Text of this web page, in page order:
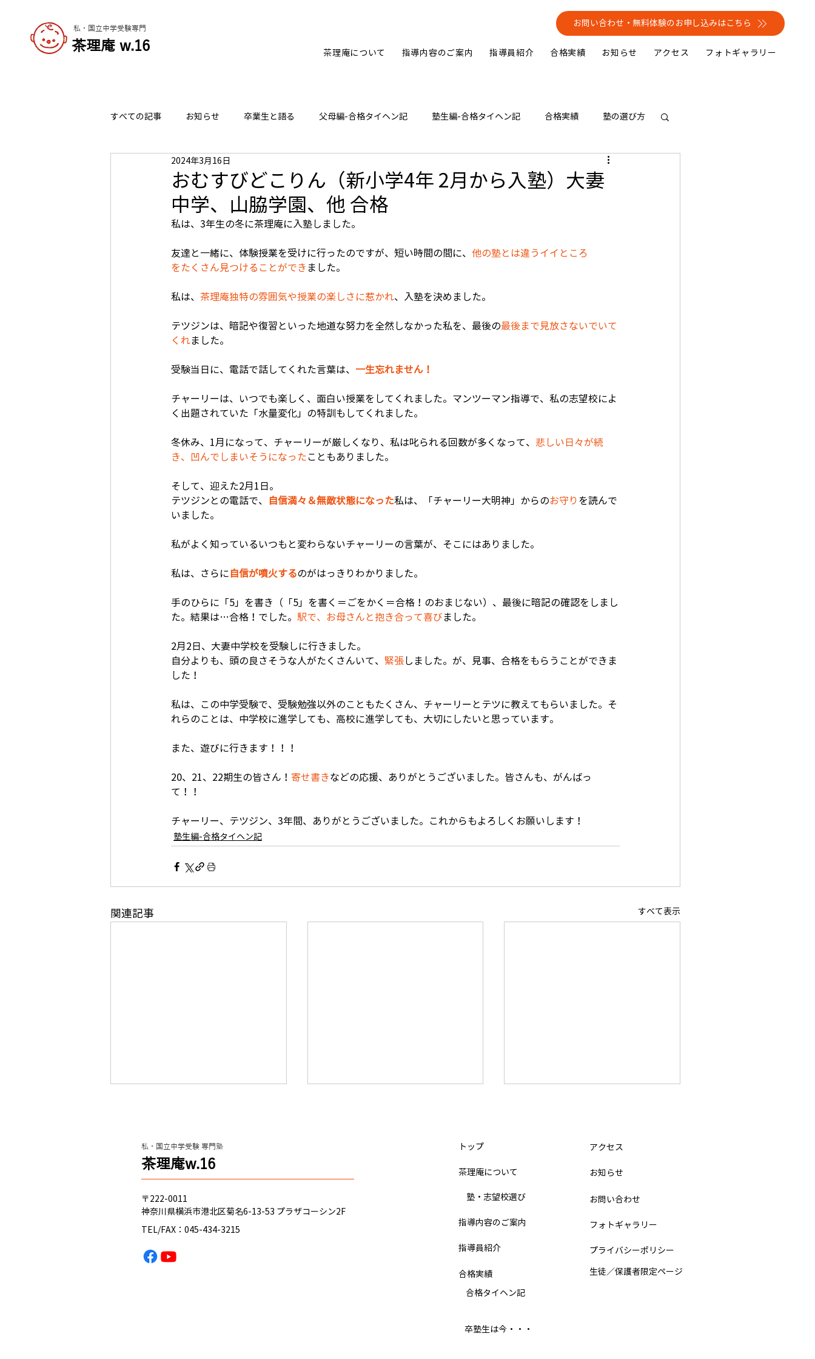
私・国立中学受験専門
​茶理庵 w.16
お問い合わせ・無料体験のお申し込みはこちら
茶理庵について 指導内容のご案内 指導員紹介 合格実績 お知らせ アクセス フォトギャラリー
すべての記事 お知らせ 卒業生と語る 父母編-合格タイヘン記 塾生編-合格タイヘン記 合格実績 塾の選び方
志望校の選び方 チャーリーのひとり言
おむすびどこりん（新小学4年 2月から入塾）大妻
中学、山脇学園、他 合格
2024年3月16日
私は、3年生の冬に茶理庵に入塾しました。
友達と一緒に、体験授業を受けに行ったのですが、短い時間の間に、 他の塾とは違うイイところ
をたくさん見つけることができ ました。
私は、 茶理庵独特の雰囲気や授業の楽しさに惹かれ、入塾を決めました。
テツジンは、暗記や復習といった地道な努力を全然しなかった私を、最後の最後まで見放さないでいて
くれました。
受験当日に、電話で話してくれた言葉は、 一生忘れません！
チャーリーは、いつでも楽しく、面白い授業をしてくれました。マンツーマン指導で、私の志望校によ
く出題されていた「水量変化」の特訓もしてくれました。
冬休み、1月になって、チャーリーが厳しくなり、私は叱られる回数が多くなって、 悲しい日々が続
き、凹んでしまいそうになった こともありました。
そして、迎えた2月1日。
テツジンとの電話で、
自信満々＆無敵状態になった私は、「チャーリー大明神」からのお守り を読んで
いました。
私がよく知っているいつもと変わらないチャーリーの言葉が、そこにはありました。
私は、さらに 自信が噴火するのがはっきりわかりました。
手のひらに「5」を書き（「5」を書く＝ごをかく＝合格！のおまじない）、最後に暗記の確認をしまし
た。結果は…合格！でした。 駅で、お母さんと抱き合って喜び ました。
2月2日、大妻中学校を受験しに行きました。
自分よりも、頭の良さそうな人がたくさんいて、 緊張 しました。が、見事、合格をもらうことができま
した！
私は、この中学受験で、受験勉強以外のこともたくさん、チャーリーとテツに教えてもらいました。そ
れらのことは、中学校に進学しても、高校に進学しても、大切にしたいと思っています。
また、遊びに行きます！！！
20、21、22期生の皆さん！ 寄せ書きなどの応援、ありがとうございました。皆さんも、がんばっ
て！！
チャーリー、テツジン、3年間、ありがとうございました。これからもよろしくお願いします！
塾生編-合格タイヘン記
関連記事 すべて表示
これからのみんな へ ハマのニキ
から、 経験 に基づく アドバイス
を送るぜ！ 自分が経験して思っ
要！ ってこと。 ・算数、理科、
や ドジノート を何回もやるこ
と！ ・たとえ、基本的なことで
もわからない場合は、 質問 した
ぼくは、宿題をこなすのがとても
の 暗記が壊滅的 でしたが、いつ
だったかの季節講習の社会の課題
と普段の宿題を 集中して やった
ら、社会の成績が上がってきまし
のおかげ で結構 得意 でした。 国
ましたが、 コツを覚えて 、小テ
ストを何回か一発でクリアーでき
ぼくは、なかなか受かりませんで
一校から 合格 をもらいました。
3日目の夜に「不合格」を見て、
「もうやめたい」と思いました
が、テツジンから電話でアドバイ
を受けました。 4日目の朝にテツ
た。 そして、自分にとって中学
私・国立中学受験 専門塾
​茶理庵w.16
〒222-0011
神奈川県横浜市港北区菊名6-13-53 プラザコーシン2F
TEL/FAX：045-434-3215
​トップ
​茶理庵について
​ 塾・志望校選び
指導内容のご案内
指導員紹介
合格実績
​ 合格タイヘン記
アクセス
​お知らせ
お問い合わせ
フォトギャラリー
プライバシーポリシー
​生徒／保護者限定ページ
​卒塾生は今・・・